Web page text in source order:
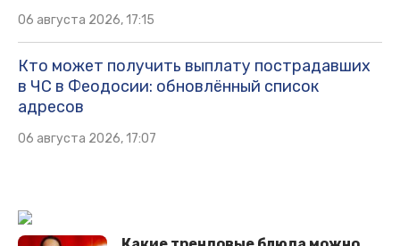
06 августа 2026, 17:15
Кто может получить выплату пострадавших
в ЧС в Феодосии: обновлённый список
адресов
06 августа 2026, 17:07